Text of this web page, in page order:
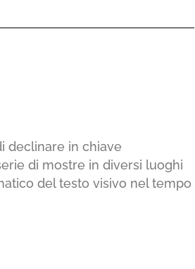
declinare in chiave
di mostre in diversi luoghi
del testo visivo nel tempo